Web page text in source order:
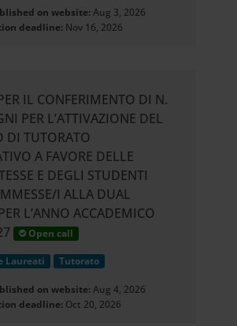
on website:Aug 3, 2026
deadline: Nov 16, 2026
IL CONFERIMENTO DI N.
PER L’ATTIVAZIONE DEL
DI TUTORATO
A FAVORE DELLE
E DEGLI STUDENTI
I ALLA DUAL
L’ANNO ACCADEMICO
Open call
Laureati Tutorato
on website:Aug 4, 2026
deadline: Oct 20, 2026